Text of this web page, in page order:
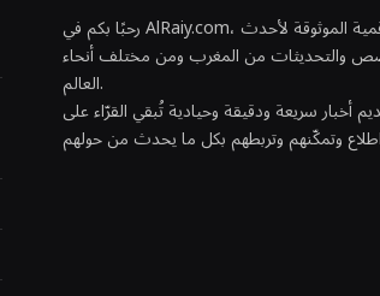
رحبًا بكم في AlRaiy.com، منصّتكم الرقمية الموثوقة لأحدث
والتحديثات من المغرب ومن مختلف أنحاء
العالم.
أخبار سريعة ودقيقة وحيادية تُبقي القرّاء على